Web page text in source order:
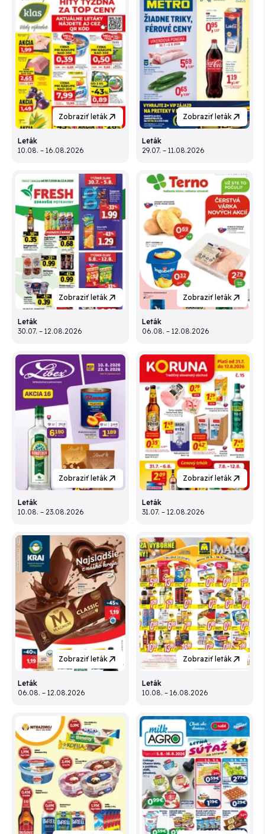
Zobraziť leták
Leták
10.08. – 16.08.2026
Zobraziť leták
Leták
29.07. – 11.08.2026
Zobraziť leták
Leták
30.07. – 12.08.2026
Zobraziť leták
Leták
06.08. – 12.08.2026
Zobraziť leták
Leták
10.08. – 23.08.2026
Zobraziť leták
Leták
31.07. – 12.08.2026
Zobraziť leták
Leták
06.08. – 12.08.2026
Zobraziť leták
Leták
10.08. – 16.08.2026